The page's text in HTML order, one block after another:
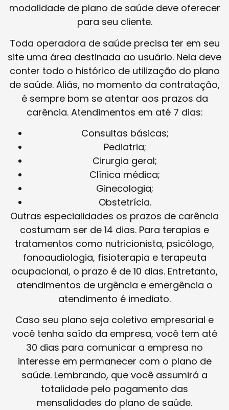
modalidade de plano de saúde deve oferecer
para seu cliente.
Toda operadora de saúde precisa ter em seu
site uma área destinada ao usuário. Nela deve
conter todo o histórico de utilização do plano
de saúde. Aliás, no momento da contratação,
é sempre bom se atentar aos prazos da
carência. Atendimentos em até 7 dias:
Consultas básicas;
Pediatria;
Cirurgia geral;
Clínica médica;
Ginecologia;
Obstetrícia.
Outras especialidades os prazos de carência
costumam ser de 14 dias. Para terapias e
tratamentos como nutricionista, psicólogo,
fonoaudiologia, fisioterapia e terapeuta
ocupacional, o prazo é de 10 dias. Entretanto,
atendimentos de urgência e emergência o
atendimento é imediato.
Caso seu plano seja coletivo empresarial e
você tenha saído da empresa, você tem até
30 dias para comunicar a empresa no
interesse em permanecer com o plano de
saúde. Lembrando, que você assumirá a
totalidade pelo pagamento das
mensalidades do plano de saúde.